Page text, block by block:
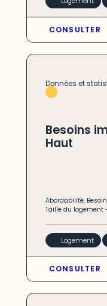
CONSULTER
Données et
Besoins
Haut
Abordabilité,
Taille du logement
Logement
CONSULTER